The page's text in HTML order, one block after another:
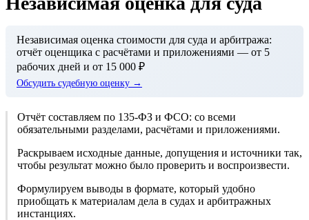
Независимая оценка стоимости для суда и арбитража:
отчёт оценщика с расчётами и приложениями — от 5
рабочих дней и от 15 000 ₽
Обсудить судебную оценку →
Отчёт составляем по 135-ФЗ и ФСО: со всеми
обязательными разделами, расчётами и приложениями.
Раскрываем исходные данные, допущения и источники так,
чтобы результат можно было проверить и воспроизвести.
Формулируем выводы в формате, который удобно
приобщать к материалам дела в судах и арбитражных
инстанциях.